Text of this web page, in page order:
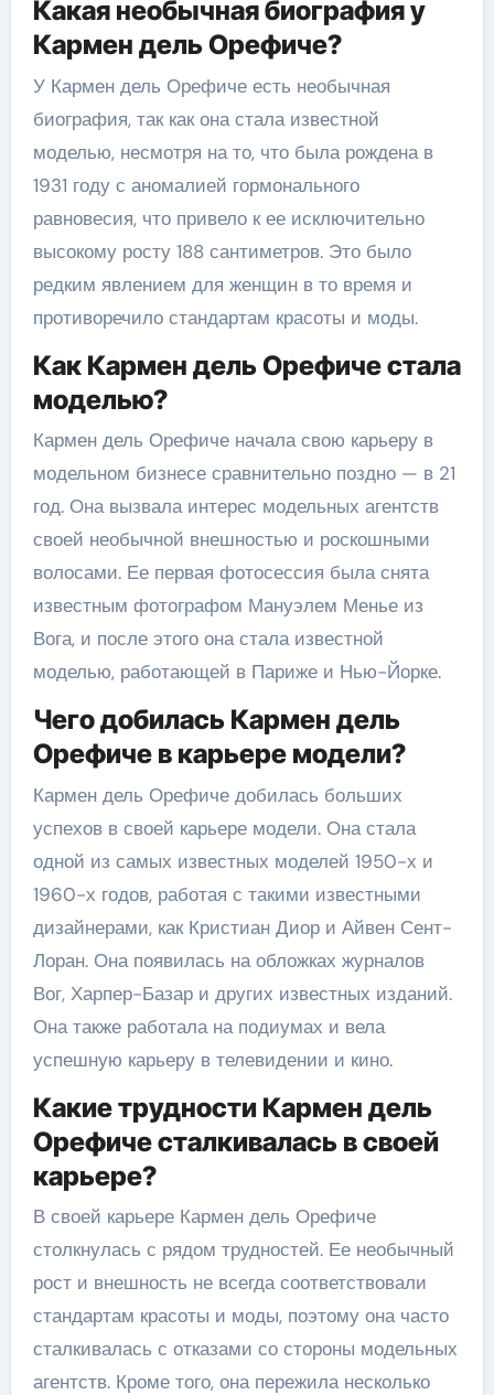
Какая необычная биография у
Кармен дель Орефиче?
У Кармен дель Орефиче есть необычная
биография, так как она стала известной
моделью, несмотря на то, что была рождена в
1931 году с аномалией гормонального
равновесия, что привело к ее исключительно
высокому росту 188 сантиметров. Это было
редким явлением для женщин в то время и
противоречило стандартам красоты и моды.
Как Кармен дель Орефиче стала
моделью?
Кармен дель Орефиче начала свою карьеру в
модельном бизнесе сравнительно поздно — в 21
год. Она вызвала интерес модельных агентств
своей необычной внешностью и роскошными
волосами. Ее первая фотосессия была снята
известным фотографом Мануэлем Менье из
Вога, и после этого она стала известной
моделью, работающей в Париже и Нью-Йорке.
Чего добилась Кармен дель
Орефиче в карьере модели?
Кармен дель Орефиче добилась больших
успехов в своей карьере модели. Она стала
одной из самых известных моделей 1950-х и
1960-х годов, работая с такими известными
дизайнерами, как Кристиан Диор и Айвен Сент-
Лоран. Она появилась на обложках журналов
Вог, Харпер-Базар и других известных изданий.
Она также работала на подиумах и вела
успешную карьеру в телевидении и кино.
Какие трудности Кармен дель
Орефиче сталкивалась в своей
карьере?
В своей карьере Кармен дель Орефиче
столкнулась с рядом трудностей. Ее необычный
рост и внешность не всегда соответствовали
стандартам красоты и моды, поэтому она часто
сталкивалась с отказами со стороны модельных
агентств. Кроме того, она пережила несколько